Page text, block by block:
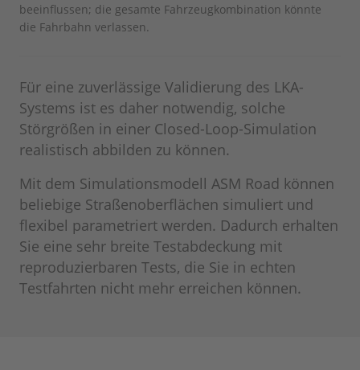
beeinflussen; die gesamte Fahrzeugkombination könnte
die Fahrbahn verlassen.
Für eine zuverlässige Validierung des LKA-
Systems ist es daher notwendig, solche
Störgrößen in einer Closed-Loop-Simulation
realistisch abbilden zu können.
Mit dem Simulationsmodell ASM Road können
beliebige Straßenoberflächen simuliert und
flexibel parametriert werden. Dadurch erhalten
Sie eine sehr breite Testabdeckung mit
reproduzierbaren Tests, die Sie in echten
Testfahrten nicht mehr erreichen können.